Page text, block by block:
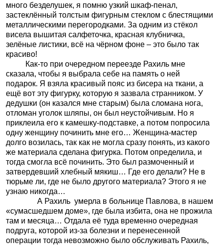
много безделушек, я помню узкий шкаф-пенал,
застеклённый толстым фигурным стеклом с блестящими
металлическими перегородками. За одним из стёкол
висела вышитая салфеточка, красная клубничка,
зелёные листики, всё на чёрном фоне – это было так
красиво!
Как-то при очередном переезде Рахиль мне
сказала, чтобы я выбрала себе на память о ней
подарок. Я взяла красивый пояс из бисера на ткани, а
ещё вот эту фигурку, которую я зазвала странником. У
дедушки (он казался мне старым) была сломана нога,
отломан уголок шляпы, он был неустойчивым. Но я
приклеила его к камешку-подставке, а потом попросила
одну женщину починить мне его… Женщина-мастер
долго возилась, так как не могла сразу понять, из какого
же материала сделана фигурка. Потом определила, и
тогда смогла всё починить. Это был размоченный и
затвердевший хлебный мякиш… Где его делали? Не в
тюрьме ли, где не было другого материала? Этого я не
узнаю никогда…
А Рахиль умерла в больнице Павлова, в нашем
«сумасшедшем доме», где была избита, она не прожила
там и месяца… Отдала её туда временно очередная
подруга, которой из-за болезни и перенесенной
операции тогда невозможно было обслуживать Рахиль,